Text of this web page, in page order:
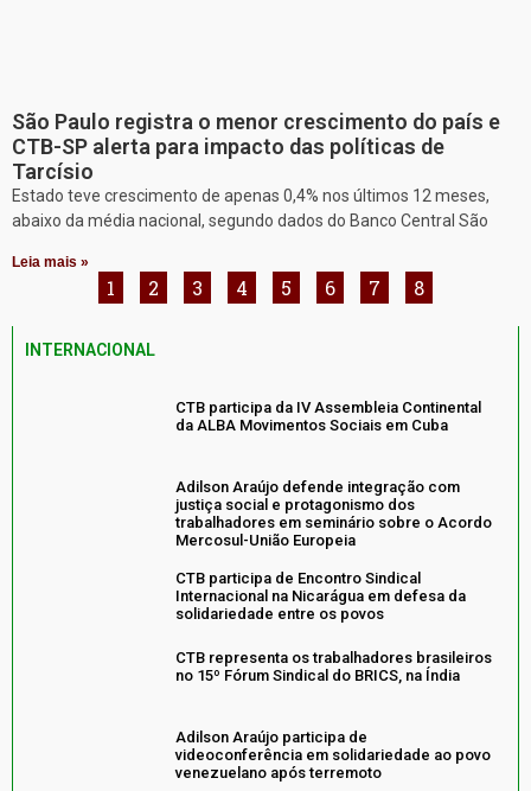
São Paulo registra o menor crescimento do país e
CTB-SP alerta para impacto das políticas de
Tarcísio
Estado teve crescimento de apenas 0,4% nos últimos 12 meses,
abaixo da média nacional, segundo dados do Banco Central São
Leia mais »
1 2 3 4 5 6 7 8
INTERNACIONAL
CTB participa da IV Assembleia Continental
da ALBA Movimentos Sociais em Cuba
Adilson Araújo defende integração com
justiça social e protagonismo dos
trabalhadores em seminário sobre o Acordo
Mercosul-União Europeia
CTB participa de Encontro Sindical
Internacional na Nicarágua em defesa da
solidariedade entre os povos
CTB representa os trabalhadores brasileiros
no 15º Fórum Sindical do BRICS, na Índia
Adilson Araújo participa de
videoconferência em solidariedade ao povo
venezuelano após terremoto